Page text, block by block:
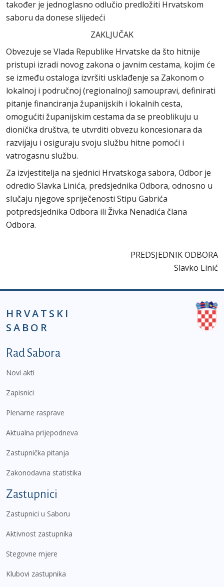
također je jednoglasno odlučio predložiti Hrvatskom
saboru da donese slijedeći
ZAKLJUČAK
Obvezuje se Vlada Republike Hrvatske da što hitnije
pristupi izradi novog zakona o javnim cestama, kojim će
se između ostaloga izvršiti usklađenje sa Zakonom o
lokalnoj i područnoj (regionalnoj) samoupravi, definirati
pitanje financiranja županijskih i lokalnih cesta,
omogućiti županijskim cestama da se preoblikuju u
dionička društva, te utvrditi obvezu koncesionara da
razvijaju i osiguraju svoju službu hitne pomoći i
vatrogasnu službu.
Za izvjestitelja na sjednici Hrvatskoga sabora, Odbor je
odredio Slavka Linića, predsjednika Odbora, odnosno u
slučaju njegove spriječenosti Stipu Gabrića
potpredsjednika Odbora ili Živka Nenadića člana
Odbora.
PREDSJEDNIK ODBORA
Slavko Linić
HRVATSKI
SABOR
Podnožje prvi izbornik
Rad Sabora
Novi akti
Zapisnici
Plenarne rasprave
Aktualna prijepodneva
Zastupnička pitanja
Zakonodavna statistika
Zastupnici
Zastupnici u Saboru
Aktivnost zastupnika
Stegovne mjere
Klubovi zastupnika